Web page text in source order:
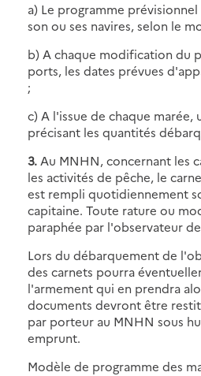
a) Le programme
son ou ses navires, selon le
b) A chaque modification du
ports, les dates prévues
;
c) A l'issue de chaque
précisant les quantités
3. Au MNHN, concernant les
les activités de pêche, le
est rempli quotidiennement
capitaine. Toute rature ou
paraphée par l'observateur
Lors du débarquement de
des carnets pourra
l'armement qui en prendra
documents devront être
par porteur au MNHN sous
emprunt.
Modèle de programme des